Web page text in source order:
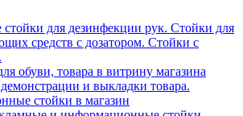
для дезинфекции рук. Стойки для
средств с дозатором. Стойки с
обуви, товара в витрину магазина
и выкладки товара.
стойки в магазин